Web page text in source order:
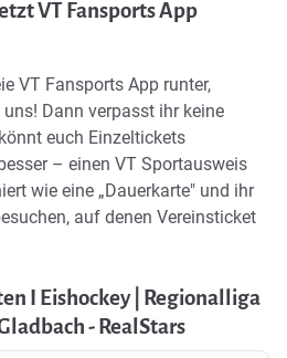
VT Fansports App
VT Fansports App runter,
Dann verpasst ihr keine
euch Einzeltickets
– einen VT Sportausweis
wie eine „Dauerkarte" und ihr
auf denen Vereinsticket
I Eishockey | Regionalliga
- RealStars